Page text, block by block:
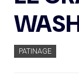
PATINAGE